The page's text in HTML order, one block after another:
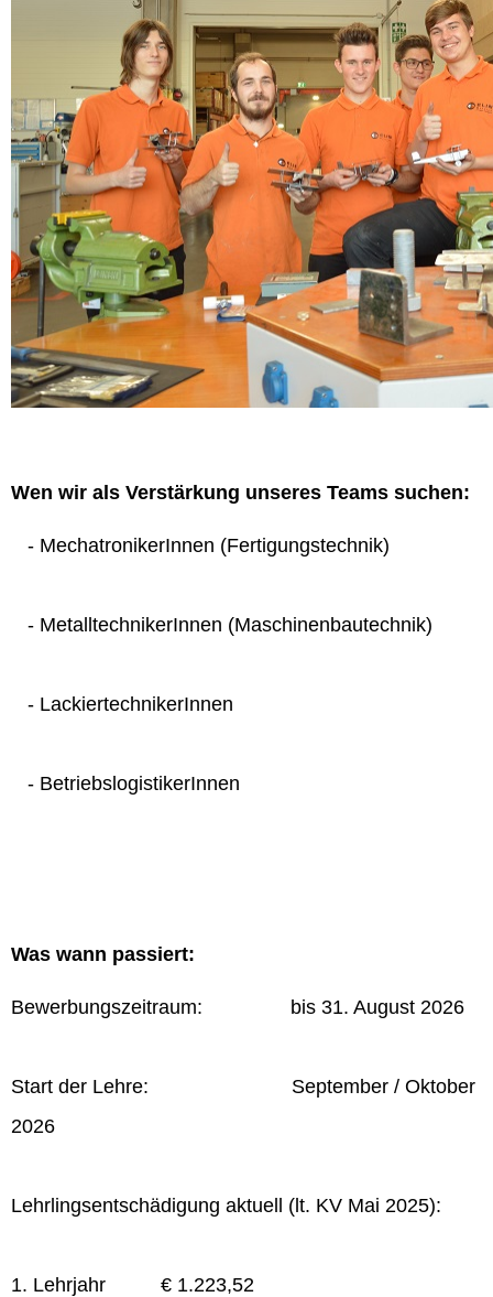
Wen wir als Verstärkung unseres Teams suchen:
- MechatronikerInnen (Fertigungstechnik)
- MetalltechnikerInnen (Maschinenbautechnik)
- LackiertechnikerInnen
- BetriebslogistikerInnen
Was wann passiert:
Bewerbungszeitraum: bis 31. August 2026
Start der Lehre: September / Oktober
2026
Lehrlingsentschädigung aktuell (lt. KV Mai 2025):
1. Lehrjahr € 1.223,52